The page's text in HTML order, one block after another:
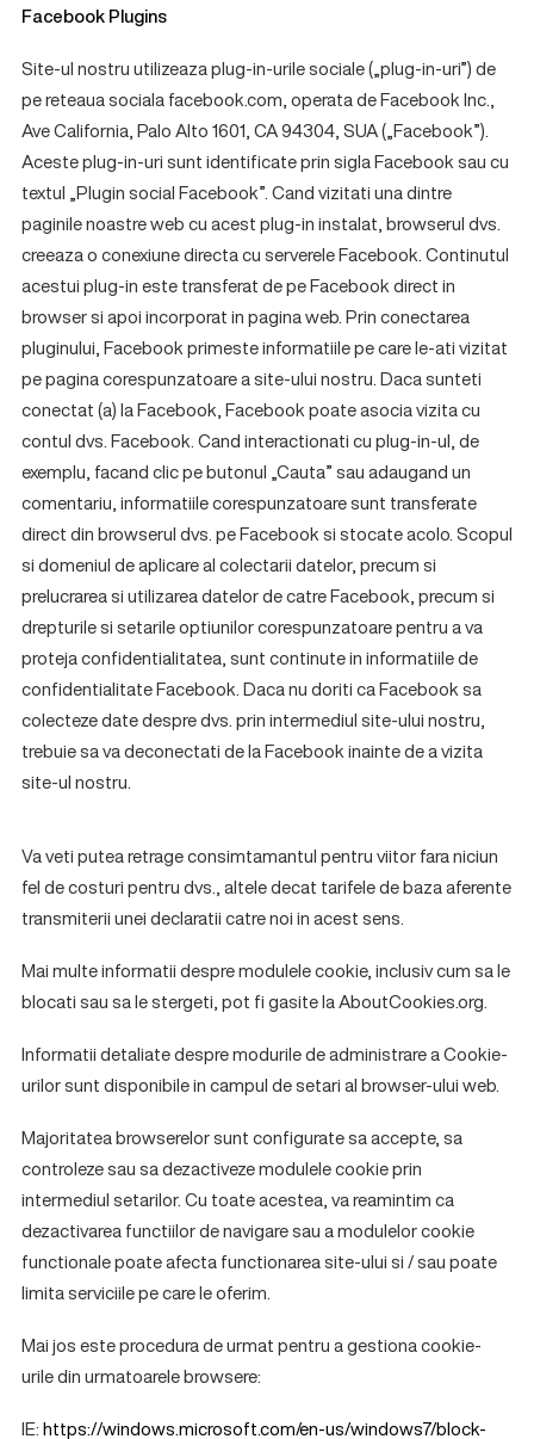
Facebook Plugins
Site-ul nostru utilizeaza plug-in-urile sociale („plug-in-uri”) de
pe reteaua sociala facebook.com, operata de Facebook Inc.,
Ave California, Palo Alto 1601, CA 94304, SUA („Facebook”).
Aceste plug-in-uri sunt identificate prin sigla Facebook sau cu
textul „Plugin social Facebook”. Cand vizitati una dintre
paginile noastre web cu acest plug-in instalat, browserul dvs.
creeaza o conexiune directa cu serverele Facebook. Continutul
acestui plug-in este transferat de pe Facebook direct in
browser si apoi incorporat in pagina web. Prin conectarea
pluginului, Facebook primeste informatiile pe care le-ati vizitat
pe pagina corespunzatoare a site-ului nostru. Daca sunteti
conectat (a) la Facebook, Facebook poate asocia vizita cu
contul dvs. Facebook. Cand interactionati cu plug-in-ul, de
exemplu, facand clic pe butonul „Cauta” sau adaugand un
comentariu, informatiile corespunzatoare sunt transferate
direct din browserul dvs. pe Facebook si stocate acolo. Scopul
si domeniul de aplicare al colectarii datelor, precum si
prelucrarea si utilizarea datelor de catre Facebook, precum si
drepturile si setarile optiunilor corespunzatoare pentru a va
proteja confidentialitatea, sunt continute in informatiile de
confidentialitate Facebook. Daca nu doriti ca Facebook sa
colecteze date despre dvs. prin intermediul site-ului nostru,
trebuie sa va deconectati de la Facebook inainte de a vizita
site-ul nostru.
Va veti putea retrage consimtamantul pentru viitor fara niciun
fel de costuri pentru dvs., altele decat tarifele de baza aferente
transmiterii unei declaratii catre noi in acest sens.
Mai multe informatii despre modulele cookie, inclusiv cum sa le
blocati sau sa le stergeti, pot fi gasite la AboutCookies.org.
Informatii detaliate despre modurile de administrare a Cookie-
urilor sunt disponibile in campul de setari al browser-ului web.
Majoritatea browserelor sunt configurate sa accepte, sa
controleze sau sa dezactiveze modulele cookie prin
intermediul setarilor. Cu toate acestea, va reamintim ca
dezactivarea functiilor de navigare sau a modulelor cookie
functionale poate afecta functionarea site-ului si / sau poate
limita serviciile pe care le oferim.
Mai jos este procedura de urmat pentru a gestiona cookie-
urile din urmatoarele browsere:
IE:https://windows.microsoft.com/en-us/windows7/block-